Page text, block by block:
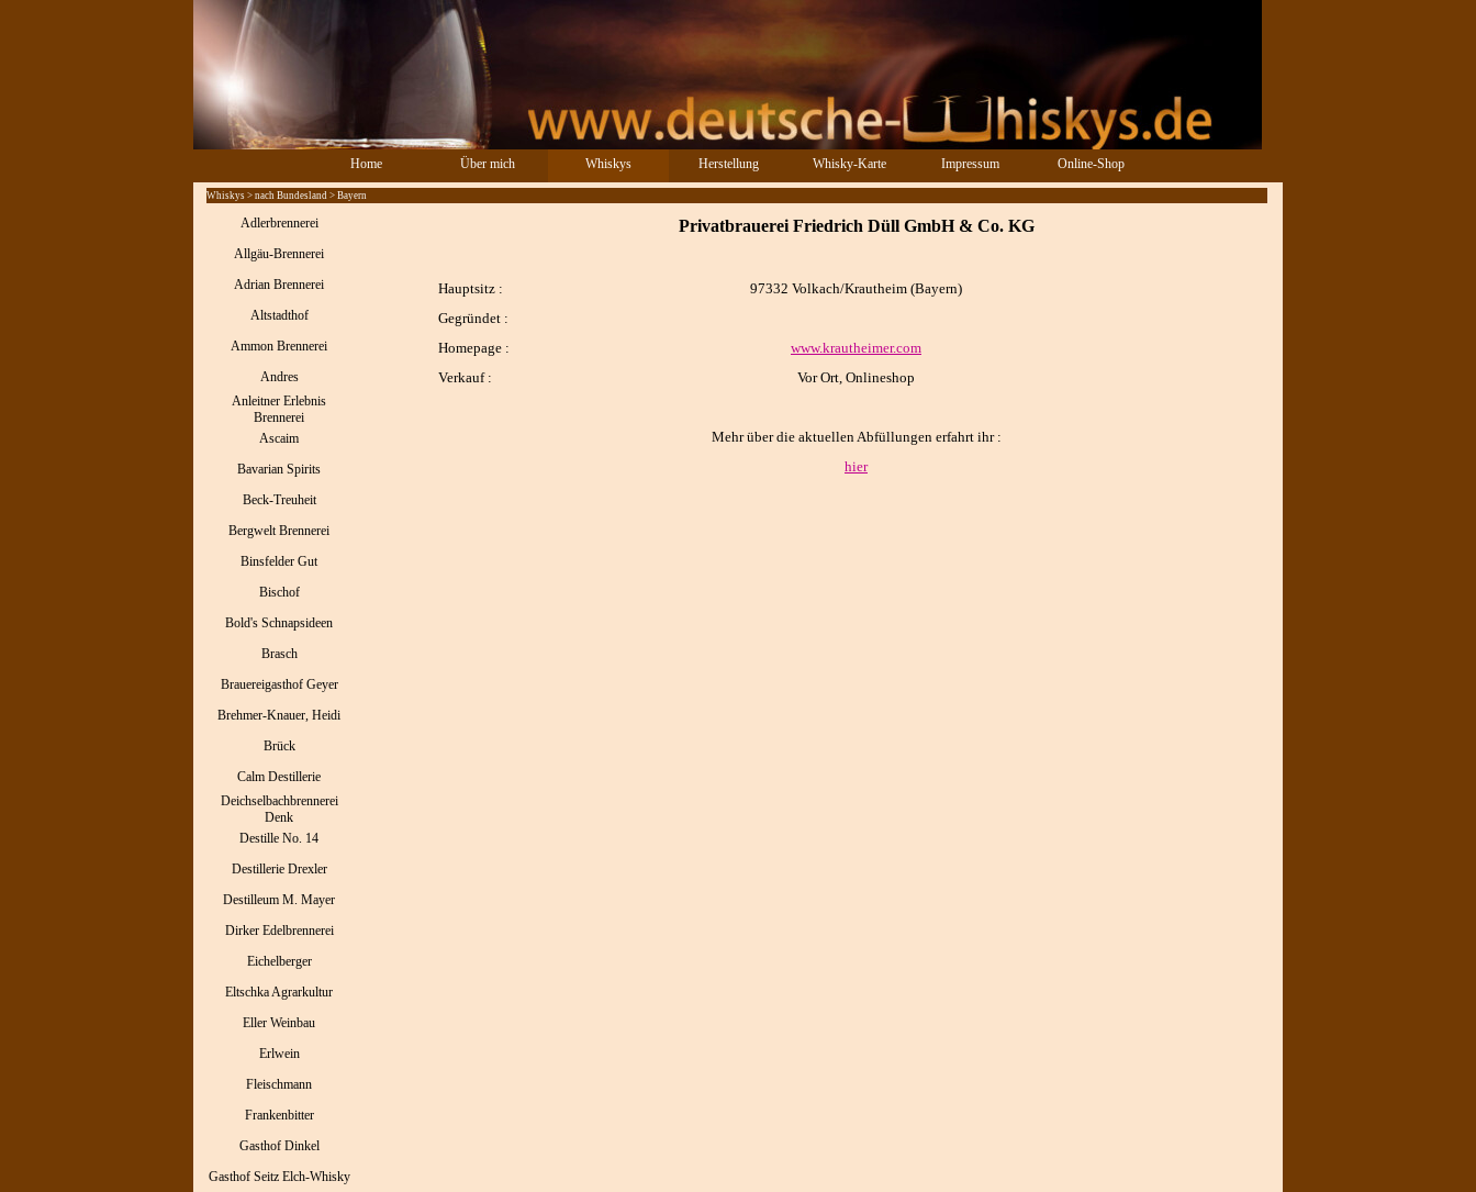
Menü überspringen
Home Über mich Whiskys ▼
Herstellung Whisky-Karte Impressum Online-Shop
Whiskys > nach Bundesland > Bayern
Privatbrauerei Friedrich Düll GmbH & Co. KG
Hauptsitz : 97332 Volkach/Krautheim (Bayern)
Gegründet :
Homepage :
www.krautheimer.com
Verkauf :
Vor Ort, Onlineshop
Mehr über die aktuellen Abfüllungen erfahrt ihr :
hier
Adlerbrennerei
Allgäu-Brennerei
Adrian Brennerei
Altstadthof
Ammon Brennerei
Andres
Anleitner Erlebnis
Brennerei
Ascaim
Bavarian Spirits
Beck-Treuheit
Bergwelt Brennerei
Binsfelder Gut
Bischof
Bold's Schnapsideen
Brasch
Brauereigasthof Geyer
Brehmer-Knauer, Heidi
Brück
Calm Destillerie
Deichselbachbrennerei
Denk
Destille No. 14
Destillerie Drexler
Destilleum M. Mayer
Dirker Edelbrennerei
Eichelberger
Eltschka Agrarkultur
Eller Weinbau
Erlwein
Fleischmann
Frankenbitter
Gasthof Dinkel
Gasthof Seitz Elch-Whisky